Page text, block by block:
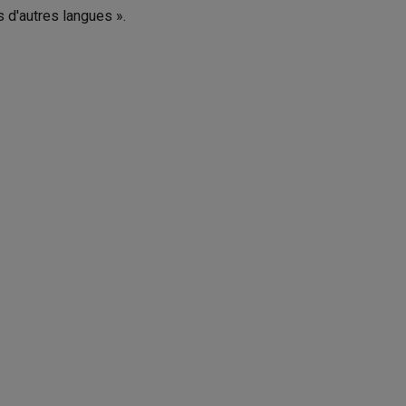
langues ».